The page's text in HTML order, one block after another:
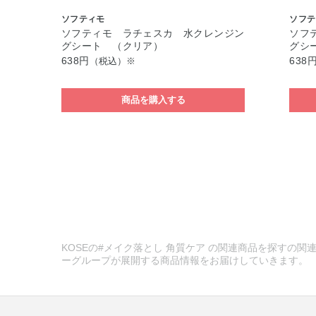
ソフティモ
ソフティモ ラチェスカ 水クレンジン
グシート （クリア）
638円
（税込）※
商品を購入する
ソフ
ソフ
グシ
638
KOSEの#メイク落とし 角質ケア の関連商品を探すの関
ーグループが展開する商品情報をお届けしていきます。